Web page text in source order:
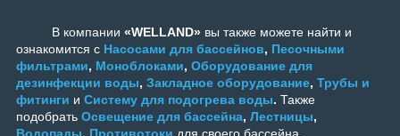
В компании «WELLAND» вы также можете найти и
ознакомится с Насосами для бассейнов, Песочными
фильтрами, Моноблоками, Оборудование для
дезинфекции воды, Закладное оборудование, Трубы и
фитинги и Систему для подогрева воды. Также
подобрать Освещение для бассейна, Лестницы,